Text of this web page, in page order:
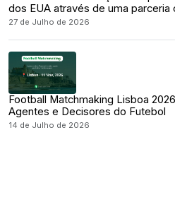
dos EUA através de uma parceria
27 de Julho de 2026
Football Matchmaking Lisboa
Agentes e Decisores do Futebol
14 de Julho de 2026